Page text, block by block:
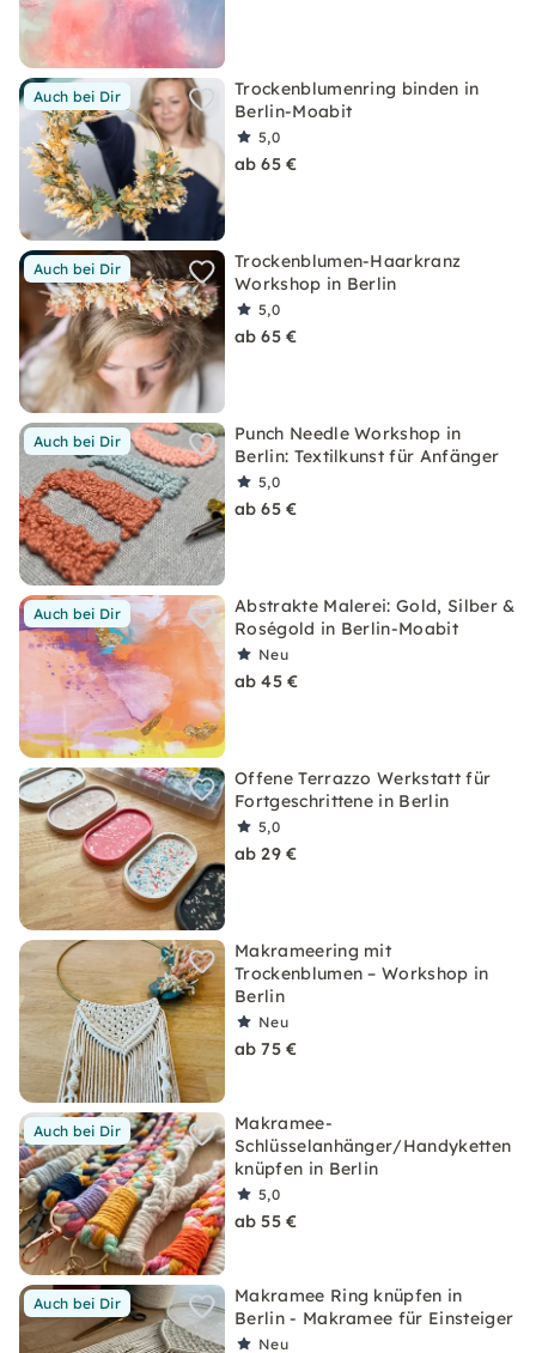
Auch bei Dir
Trockenblumenring binden in
Berlin-Moabit
5,0
ab 65 €
Auch bei Dir
Trockenblumen-Haarkranz
Workshop in Berlin
5,0
ab 65 €
Auch bei Dir
Punch Needle Workshop in
Berlin: Textilkunst für Anfänger
5,0
ab 65 €
Auch bei Dir
Abstrakte Malerei: Gold, Silber &
Roségold in Berlin-Moabit
Neu
ab 45 €
Offene Terrazzo Werkstatt für
Fortgeschrittene in Berlin
5,0
ab 29 €
Makrameering mit
Trockenblumen – Workshop in
Berlin
Neu
ab 75 €
Auch bei Dir
Makramee-
Schlüsselanhänger/Handyketten
knüpfen in Berlin
5,0
ab 55 €
Auch bei Dir
Makramee Ring knüpfen in
Berlin - Makramee für Einsteiger
Neu